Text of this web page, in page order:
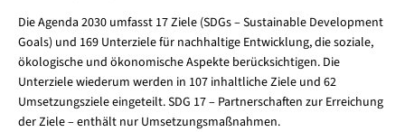
Die Agenda 2030 umfasst 17 Ziele (SDGs – Sustainable Development
Goals) und 169 Unterziele für nachhaltige Entwicklung, die soziale,
ökologische und ökonomische Aspekte berücksichtigen. Die
Unterziele wiederum werden in 107 inhaltliche Ziele und 62
Umsetzungsziele eingeteilt. SDG 17 – Partnerschaften zur Erreichung
der Ziele – enthält nur Umsetzungsmaßnahmen.